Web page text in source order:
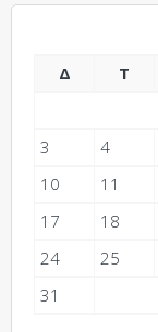
Δ
Τ
3
4
10
11
17
18
24
25
31